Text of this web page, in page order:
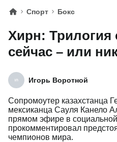
Спорт Бокс
Хирн: Трилогия
сейчас – или
Игорь Воротной
Сопромоутер казахстанца
мексиканца Сауля Канело
прямом эфире в
прокомментировал
чемпионов мира.